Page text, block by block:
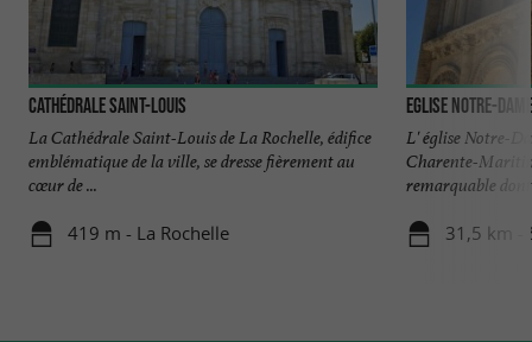
Cathédrale Saint-Louis
La Cathédrale Saint-Louis de La Rochelle, édifice
emblématique de la ville, se dresse fièrement au
cœur de ...
419 m - La Rochelle
Eglise Notre-
L' église Notre-
Charente-
remarquable
31,5 km -